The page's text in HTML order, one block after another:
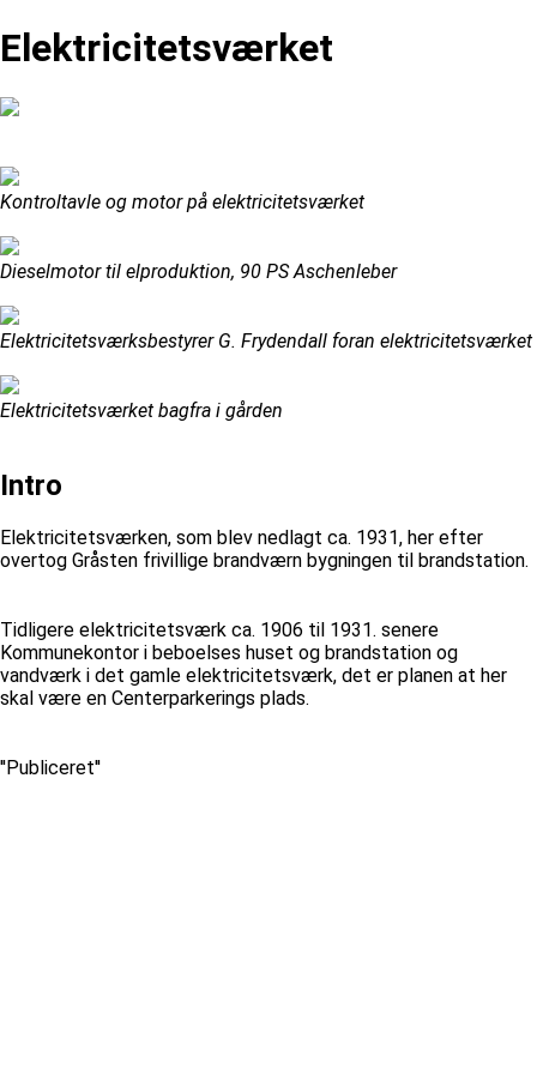
Elektricitetsværket
Kontroltavle og motor på elektricitetsværket
Dieselmotor til elproduktion, 90 PS Aschenleber
Elektricitetsværksbestyrer G. Frydendall foran elektricitetsværket
Elektricitetsværket bagfra i gården
Intro
Elektricitetsværken, som blev nedlagt ca. 1931, her efter
overtog Gråsten frivillige brandværn bygningen til brandstation.
Tidligere elektricitetsværk ca. 1906 til 1931. senere
Kommunekontor i beboelses huset og brandstation og
vandværk i det gamle elektricitetsværk, det er planen at her
skal være en Centerparkerings plads.
''Publiceret''